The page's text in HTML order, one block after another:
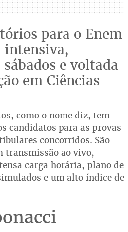
para o Enem
intensiva,
e voltada
em Ciências
como o nome diz, tem
candidatos para as provas
concorridos. São
transmissão ao vivo,
carga horária, plano de
e um alto índice de